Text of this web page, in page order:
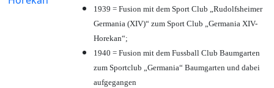
1939 = Fusion mit dem Sport Club „Rudolfsheimer
Germania (XIV)“ zum Sport Club „Germania XIV-
Horekan“;
1940 = Fusion mit dem Fussball Club Baumgarten
zum Sportclub „Germania“ Baumgarten und dabei
aufgegangen